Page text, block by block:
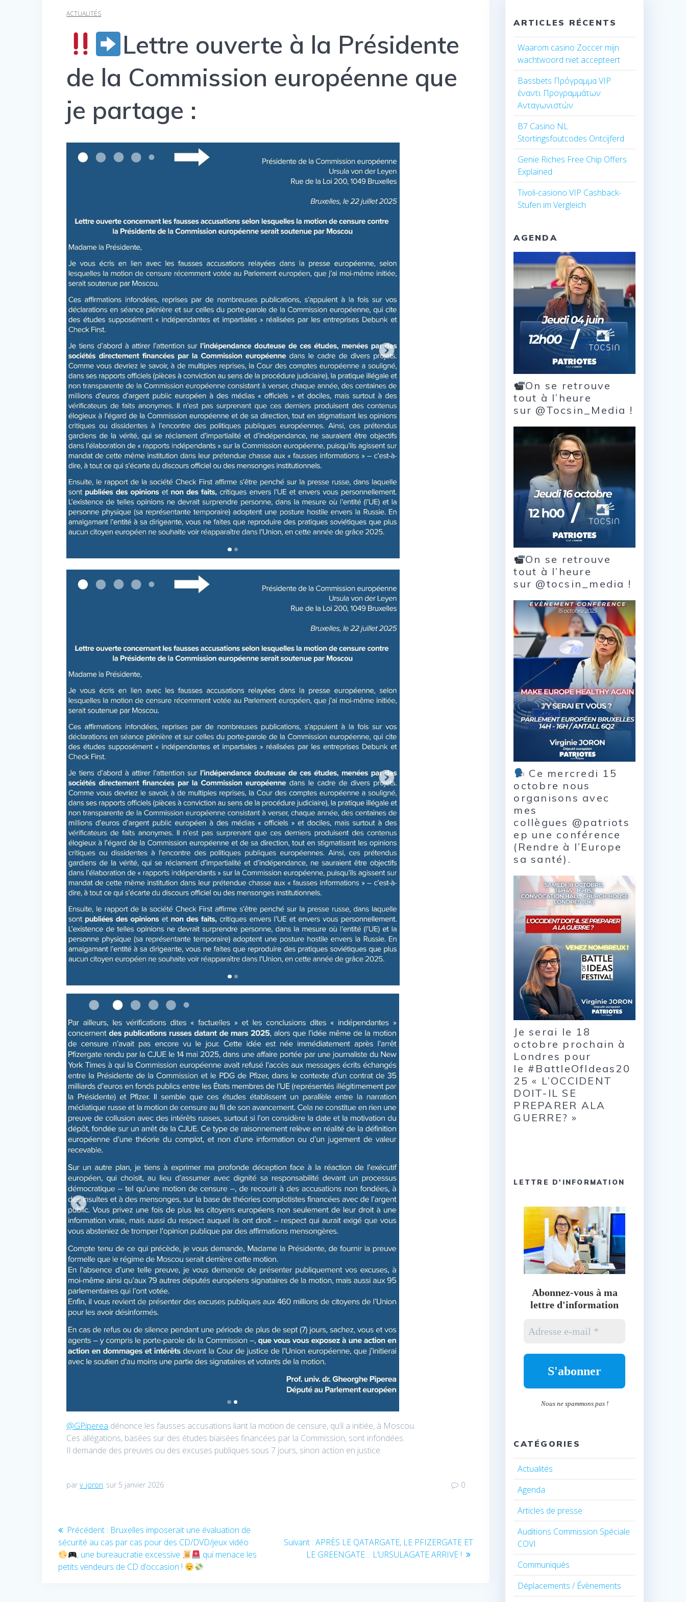
ACTUALITÉS
Lettre ouverte à la Présidente
de la Commission européenne que
je partage :
@GPiperea dénonce les fausses accusations liant la motion de censure, qu’il a initiée, à Moscou.
Ces allégations, basées sur des études biaisées financées par la Commission, sont infondées.
Il demande des preuves ou des excuses publiques sous 7 jours, sinon action en justice.
parv_joron sur 5 janvier 2026 0
Navigation
de
l’article
Précédent : Article
précédent
:
Bruxelles imposerait une évaluation de
sécurité au cas par cas pour des CD/DVD/jeux vidéo
, une bureaucratie excessive
qui menace les
petits vendeurs de CD d’occasion !
Suivant : Article
suivant
APRÈS LE QATARGATE, LE PFIZERGATE ET
LE GREENGATE… L’URSULAGATE ARRIVE !
ARTICLES RÉCENTS
Waarom casino Zoccer mijn
wachtwoord niet accepteert
Bassbets Πρόγραμμα VIP
έναντι Προγραμμάτων
Ανταγωνιστών
B7 Casino NL
Stortingsfoutcodes Ontcijferd
Genie Riches Free Chip Offers
Explained
Tivoli-casiono VIP Cashback-
Stufen im Vergleich
AGENDA
On se retrouve
tout à l’heure
sur @Tocsin_Media !
On se retrouve
tout à l’heure
sur @tocsin_media !
Ce mercredi 15
octobre nous
organisons avec
mes
collègues @patriots
ep une conférence
(Rendre à l’Europe
sa santé).
Je serai le 18
octobre prochain à
Londres pour
le #BattleOfIdeas20
25 « L’OCCIDENT
DOIT-IL SE
PREPARER ALA
GUERRE? »
LETTRE D'INFORMATION
Abonnez-vous à ma
lettre d'information
Nous ne spammons pas !
CATÉGORIES
Actualités
Agenda
Articles de presse
Auditions Commission Spéciale
COVI
Communiqués
Déplacements / Évènements